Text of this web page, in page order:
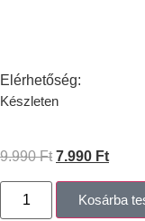
Elérhetőség:
Készleten
9.990Ft 7.990 Ft
Kosárba